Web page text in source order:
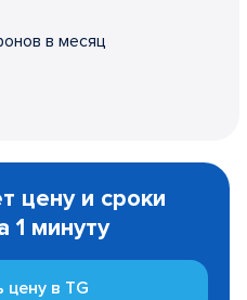
в месяц
цену и сроки
1 минуту
цену в TG